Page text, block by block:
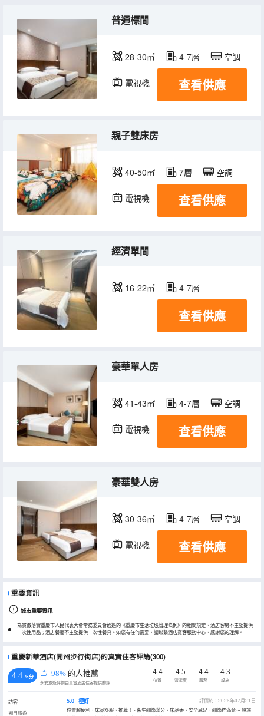
普通標間
28-30㎡ 4-7層 空調
電視機 冰箱
查看供應
親子雙床房
40-50㎡ 7層 空調
電視機 冰箱
查看供應
經濟單間
16-22㎡ 4-7層
查看供應
豪華單人房
41-43㎡ 4-7層 空調
電視機 冰箱
查看供應
豪華雙人房
30-36㎡ 4-7層 空調
電視機 冰箱
查看供應
重要資訊
城市重要資訊
為貫徹落實重慶市人民代表大會常務委員會通過的《重慶市生活垃圾管理條例》的相關規定，酒店客房不主動提供
一次性用品；酒店餐廳不主動提供一次性餐具。如您有任何需要，請聯繫酒店賓客服務中心，感謝您的理解。
重慶新華酒店(開州步行街店)的真實住客評論(300)
4.4 /5分 98% 的人推薦
永安旅遊評價由真實酒店住客提供的評價。
4.4
位置
4.5
清潔度
4.4
服務
4.3
設施
訪客
獨自旅遊
5.0 極好
評價於：2026年07月21日
位置超便利，床品舒服，推薦！ - 衞生細節滿分，床品香，安全感足，細節控滿意～ 設施